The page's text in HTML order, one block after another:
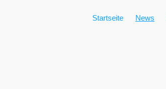
Startseite News